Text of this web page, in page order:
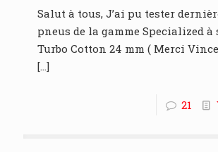
Salut à tous, J’ai pu tester
pneus de la gamme Specialized
Turbo Cotton 24 mm ( Merci
[…]
21